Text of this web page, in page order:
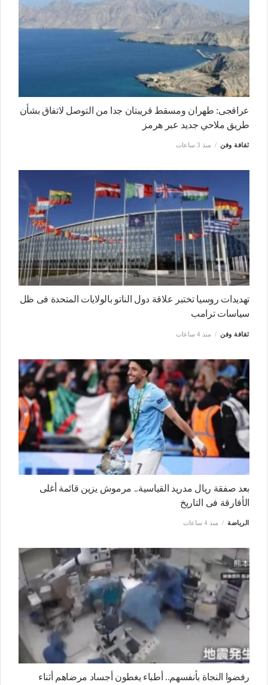
عراقجى: طهران ومسقط قريبتان جدا من التوصل لاتفاق بشأن
طريق ملاحي جديد عبر هرمز
ثقافة وفن منذ 3 ساعات
تهديدات روسيا تختبر علاقة دول الناتو بالولايات المتحدة فى ظل
سياسات ترامب
ثقافة وفن منذ 4 ساعات
بعد صفقة ريال مدريد القياسية.. مرموش يزين قائمة أغلى
الأفارقة فى التاريخ
الرياضة منذ 4 ساعات
رفضوا النجاة بأنفسهم.. أطباء يغطون أجساد مرضاهم أثناء